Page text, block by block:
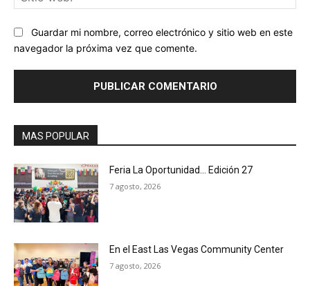
Guardar mi nombre, correo electrónico y sitio web en este
navegador la próxima vez que comente.
MAS POPULAR
Feria La Oportunidad… Edición 27
7 agosto, 2026
En el East Las Vegas Community Center
7 agosto, 2026